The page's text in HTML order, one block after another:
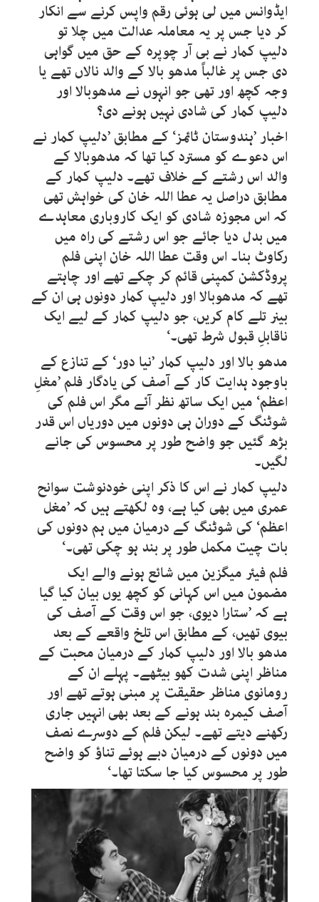
ایڈوانس میں لی ہوئی رقم واپس کرنے سے انکار
کر دیا جس پر یہ معاملہ عدالت میں چلا تو
دلیپ کمار نے بی آر چوپرہ کے حق میں گواہی
دی جس پر غالباً مدھو بالا کے والد نالاں تھے یا
وجہ کچھ اور تھی جو انہوں نے مدھوبالا اور
دلیپ کمار کی شادی نہیں ہونے دی؟
اخبار ’ہندوستان ٹائمز‘ کے مطابق ’دلیپ کمار نے
اس دعوے کو مسترد کیا تھا کہ مدھوبالا کے
والد اس رشتے کے خلاف تھے۔ دلیپ کمار کے
مطابق دراصل یہ عطا اللہ خان کی خواہش تھی
کہ اس مجوزہ شادی کو ایک کاروباری معاہدے
میں بدل دیا جائے جو اس رشتے کی راہ میں
رکاوٹ بنا۔ اس وقت عطا اللہ خان اپنی فلم
پروڈکشن کمپنی قائم کر چکے تھے اور چاہتے
تھے کہ مدھوبالا اور دلیپ کمار دونوں ہی ان کے
بینر تلے کام کریں، جو دلیپ کمار کے لیے ایک
ناقابلِ قبول شرط تھی۔‘
مدھو بالا اور دلیپ کمار ’نیا دور‘ کے تنازع کے
باوجود ہدایت کار کے آصف کی یادگار فلم ’مغلِ
اعظم‘ میں ایک ساتھ نظر آئے مگر اس فلم کی
شوٹنگ کے دوران ہی دونوں میں دوریاں اس قدر
بڑھ گئیں جو واضح طور پر محسوس کی جانے
لگیں۔
دلیپ کمار نے اس کا ذکر اپنی خودنوشت سوانح
عمری میں بھی کیا ہے، وہ لکھتے ہیں کہ ’مغل
اعظم‘ کی شوٹنگ کے درمیان میں ہم دونوں کی
بات چیت مکمل طور پر بند ہو چکی تھی۔‘
فلم فیئر میگزین میں شائع ہونے والے ایک
مضمون میں اس کہانی کو کچھ یوں بیان کیا گیا
ہے کہ ’ستارا دیوی، جو اس وقت کے آصف کی
بیوی تھیں، کے مطابق اس تلخ واقعے کے بعد
مدھو بالا اور دلیپ کمار کے درمیان محبت کے
مناظر اپنی شدت کھو بیٹھے۔ پہلے ان کے
رومانوی مناظر حقیقت پر مبنی ہوتے تھے اور
آصف کیمرہ بند ہونے کے بعد بھی انہیں جاری
رکھنے دیتے تھے۔ لیکن فلم کے دوسرے نصف
میں دونوں کے درمیان دبے ہوئے تناؤ کو واضح
طور پر محسوس کیا جا سکتا تھا۔‘